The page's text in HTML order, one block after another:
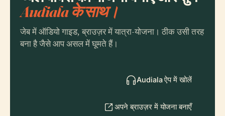
Audiala के साथ।
जेब में ऑडियो गाइड, ब्राउज़र में यात्रा-योजना। ठीक उसी तरह
बना है जैसे आप असल में घूमते हैं।
Audiala ऐप में खोलें
अपने ब्राउज़र में योजना बनाएँ